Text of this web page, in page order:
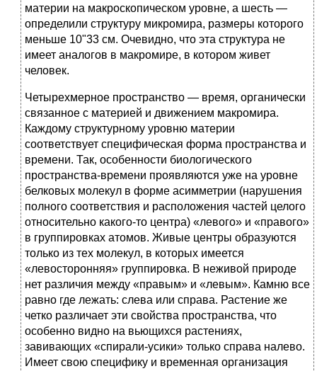
материи на макроскопическом уровне, а шесть —
определили структуру микромира, размеры которого
меньше 10"33 см. Очевидно, что эта структура не
имеет аналогов в макромире, в котором живет
человек.
Четырехмерное пространство — время, органически
связанное с материей и движением макромира.
Каждому структурному уровню материи
соответствует специфическая форма пространства и
времени. Так, особенности биологического
пространства-времени проявляются уже на уровне
белковых молекул в форме асимметрии (нарушения
полного соответствия и расположения частей целого
относительно какого-то центра) «левого» и «правого»
в группировках атомов. Живые центры образуются
только из тех молекул, в которых имеется
«левосторонняя» группировка. В неживой природе
нет различия между «правым» и «левым». Камню все
равно где лежать: слева или справа. Растение же
четко различает эти свойства пространства, что
особенно видно на вьющихся растениях,
завивающих «спирали-усики» только справа налево.
Имеет свою специфику и временная организация